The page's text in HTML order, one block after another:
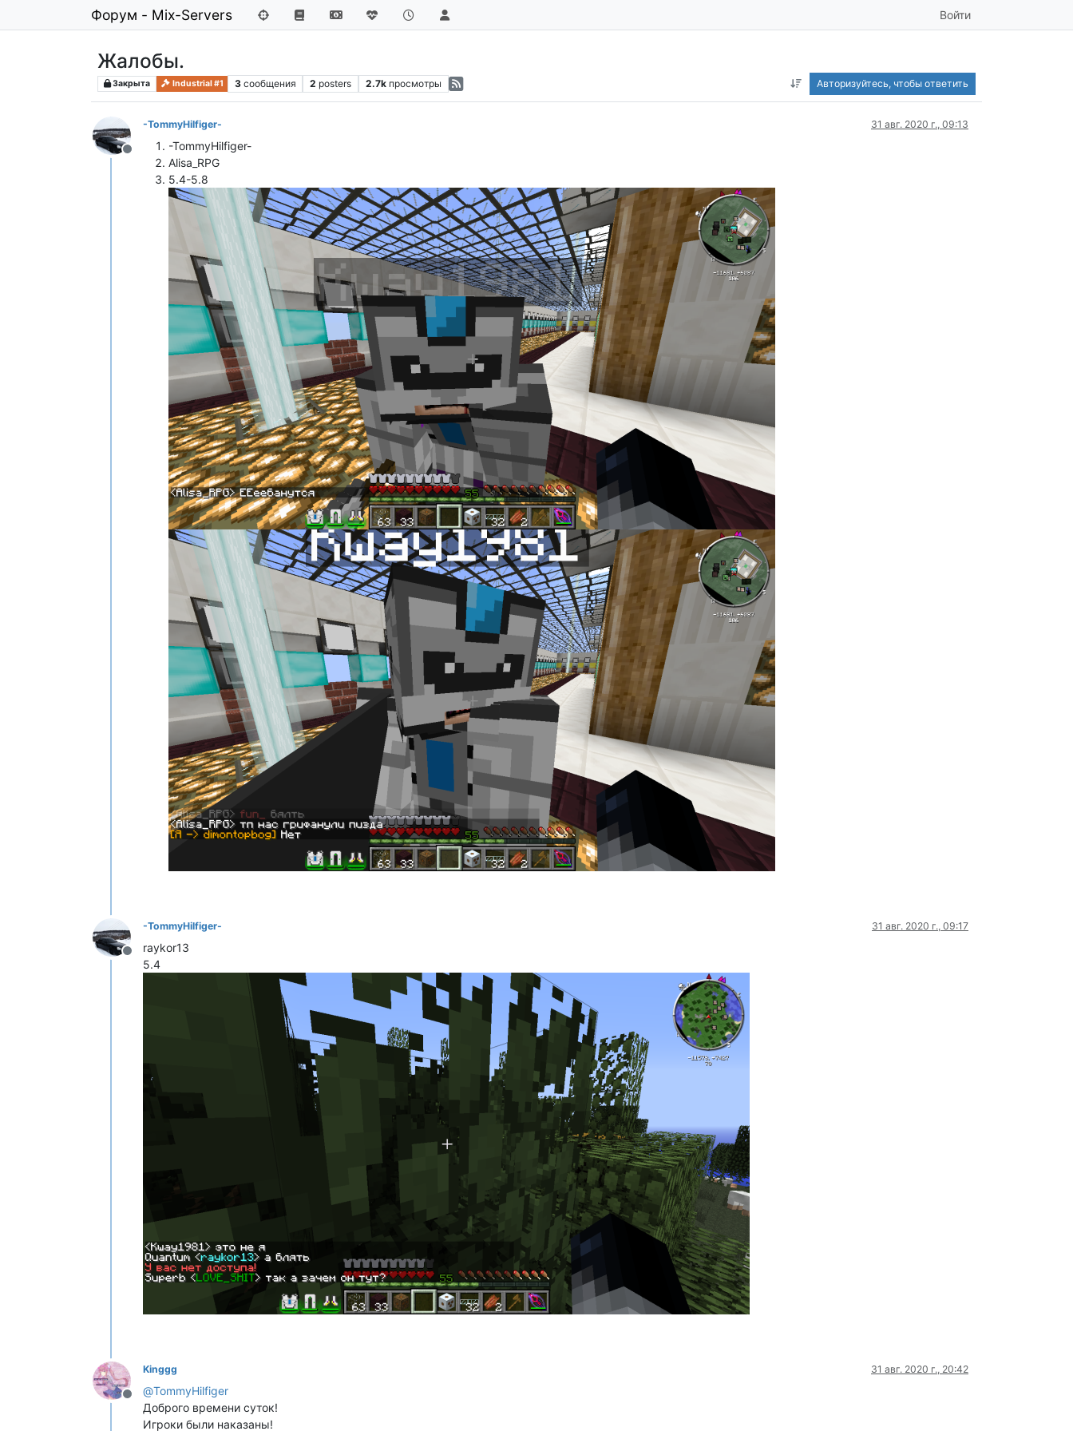
Форум - Mix-Servers Войти
Жалобы.
Закрыта Industrial #1 3 сообщения 2 posters 2.7k просмотры Авторизуйтесь, чтобы ответить
Не в сети
-TommyHilfiger- 31 авг. 2020 г., 09:13
-TommyHilfiger-
Alisa_RPG
5.4-5.8
Не в сети
-TommyHilfiger- 31 авг. 2020 г., 09:17
raykor13
5.4
Не в сети
Kinggg 31 авг. 2020 г., 20:42
@TommyHilfiger
Доброго времени суток!
Игроки были наказаны!